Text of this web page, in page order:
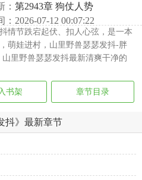
： 第2943章 狗仗人势
：2026-07-12 00:07:22
情节跌宕起伏、扣人心弦，是一本
萌娃进村，山里野兽瑟瑟发抖-胖
里野兽瑟瑟发抖最新清爽干净的
书架 章节目录
抖》最新章节